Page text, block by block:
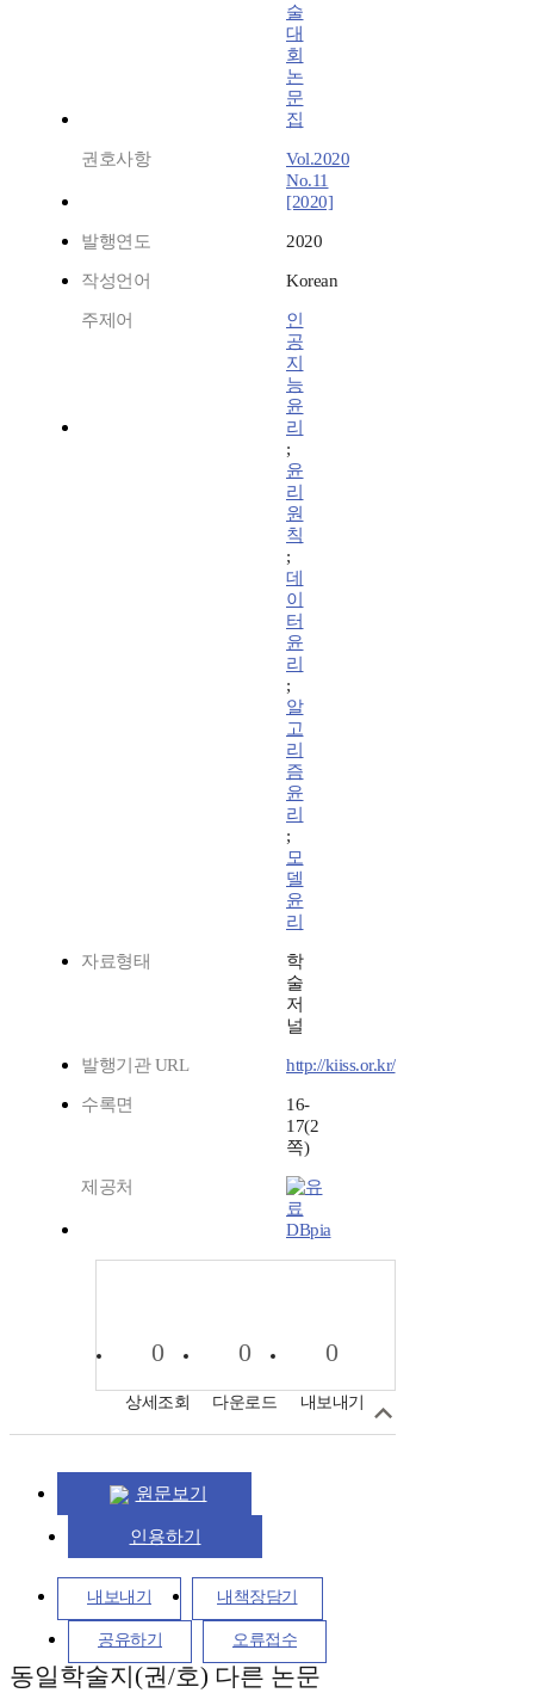
술
대
회
논
문
집
권호사항
Vol.2020
No.11
[2020]
발행연도 2020
작성언어 Korean
주제어
인
공
지
능
윤
리
;
윤
리
원
칙
;
데
이
터
윤
리
;
알
고
리
즘
윤
리
;
모
델
윤
리
자료형태
학
술
저
널
발행기관 URL http://kiiss.or.kr/
수록면
16-
17(2
쪽)
제공처
DBpia
0
상세조회
0
다운로드
0
내보내기
원문보기
인용하기
내보내기 내책장담기
공유하기 오류접수
동일학술지(권/호) 다른 논문